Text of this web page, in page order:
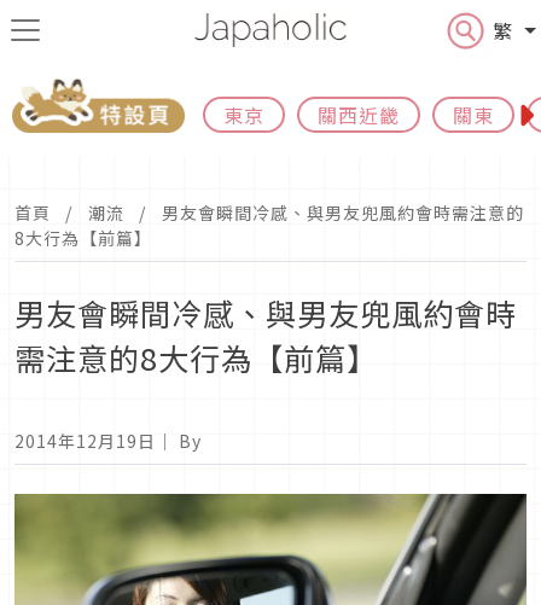
繁
東京 關西近畿 關東
首頁 潮流
男友會瞬間冷感、與男友兜風約會時需注意的
8大行為【前篇】
男友會瞬間冷感、與男友兜風約會時
需注意的8大行為【前篇】
2014年12月19日 ｜ By